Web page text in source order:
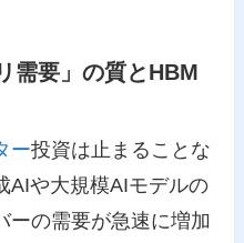
需要」の質とHBM
ー投資は止まることな
AIや大規模AIモデルの
ーの需要が急速に増加